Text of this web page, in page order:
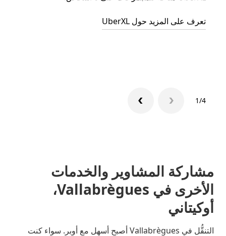
تعرف على المزيد حول UberXL
1/4
مشاركة المشاوير والخدمات
الأخرى في Vallabrègues،
أوكيتاني
التنقُّل في Vallabrègues أصبح أسهل مع أوبر. سواء كنت